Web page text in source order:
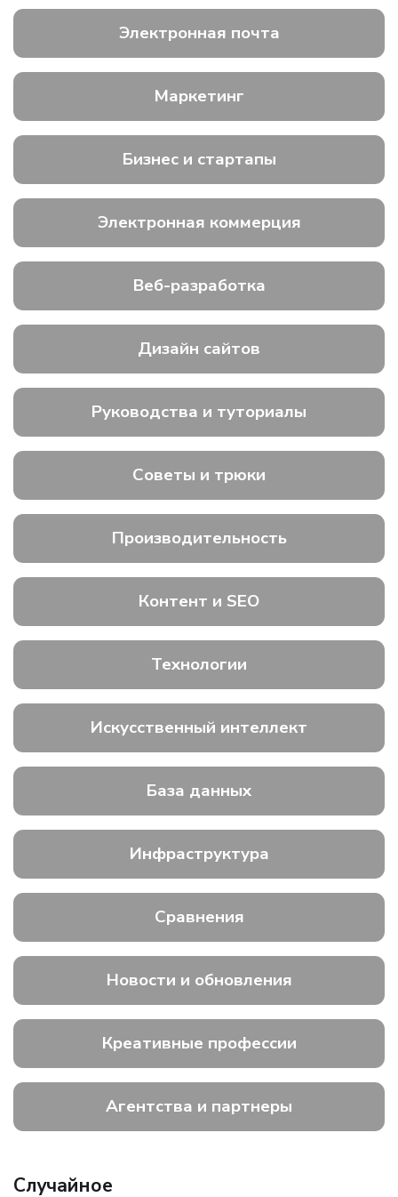
Электронная почта
Маркетинг
Бизнес и стартапы
Электронная коммерция
Веб-разработка
Дизайн сайтов
Руководства и туториалы
Советы и трюки
Производительность
Контент и SEO
Технологии
Искусственный интеллект
База данных
Инфраструктура
Сравнения
Новости и обновления
Креативные профессии
Агентства и партнеры
Случайное